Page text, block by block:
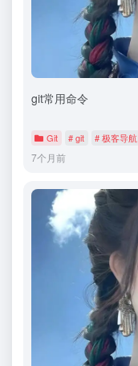
git常用命令
Git # git # 极客导航
7个月前